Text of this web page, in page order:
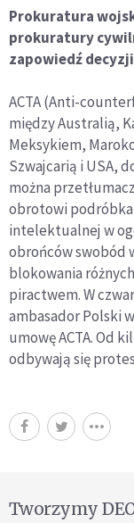
Prokuratura
prokuratury
zapowiedź
ACTA (Anti-
między Australią,
Meksykiem,
Szwajcarią i USA,
można
obrotowi
intelektualnej w
obrońców swobód
blokowania
piractwem. W
ambasador Polski
umowę ACTA. Od
odbywają się
Tworzymy